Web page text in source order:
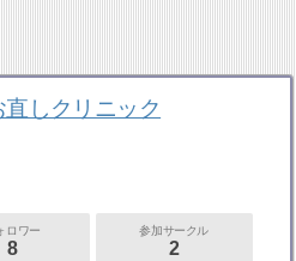
しクリニック
ロワー
8
参加サークル
2